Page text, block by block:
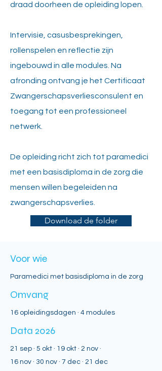
draad doorheen de opleiding lopen.
Intervisie, casusbesprekingen,
rollenspelen en reflectie zijn
ingebouwd in alle modules. Na
afronding ontvang je het Certificaat
Zwangerschapsverliesconsulent en
toegang tot een professioneel
netwerk.
De opleiding richt zich tot paramedici
met een basisdiploma in de zorg die
mensen willen begeleiden na
zwangerschapsverlies.
Download de folder
Voor wie
Paramedici met basisdiploma in de zorg
Omvang
16 opleidingsdagen · 4 modules
Data 2026
21 sep · 5 okt · 19 okt · 2 nov ·
16 nov · 30 nov · 7 dec · 21 dec